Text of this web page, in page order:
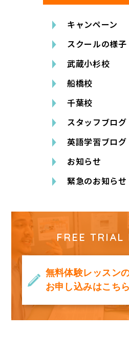
キャンペーン
スクールの様子
武蔵小杉校
船橋校
千葉校
スタッフブログ
英語学習ブログ
お知らせ
緊急のお知らせ
FREE TRIAL
無料体験レッスン
お申し込みはこちら